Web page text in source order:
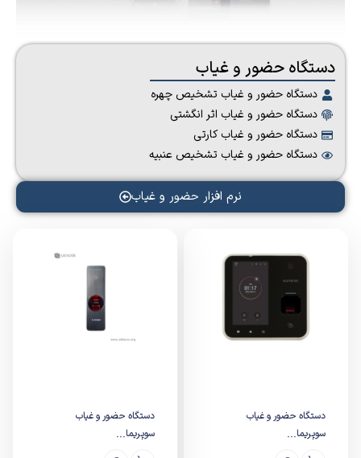
دستگاه حضور و غیاب
دستگاه حضور و غیاب تشخیص چهره
دستگاه حضور و غیاب اثر انگشتی
دستگاه حضور و غیاب کارتی
دستگاه حضور و غیاب تشخیص عنبیه
نرم افزار حضور و غیاب
دستگاه حضور و غیاب
سوپریما...
دستگاه حضور و غیاب
سوپریما...